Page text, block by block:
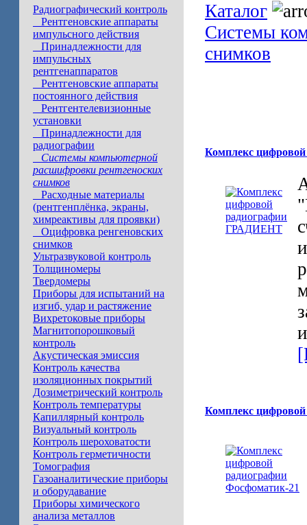
Радиографический контроль
Рентгеновские аппараты
импульсного действия
Принадлежности для
импульсных
рентгенаппаратов
Рентгеновские аппараты
постоянного действия
Рентгентелевизионные
установки
Принадлежности для
радиографии
Системы компьютерной
расшифровки рентгеноских
снимков
Расходные материалы
(рентгенплёнка, экраны,
химреактивы для проявки)
Оцифровка ренгеновских
снимков
Ультразвуковой контроль
Толщиномеры
Твердомеры
Приборы для испытаний на
изгиб, удар и растяжение
Вихретоковые приборы
Магнитопорошковый
контроль
Акустическая эмиссия
Контроль качества
изоляционных покрытий
Дозиметрический контроль
Контроль температуры
Капиллярный контроль
Визуальный контроль
Контроль шероховатости
Контроль герметичности
Томография
Газоаналитические приборы
и оборудавание
Приборы химического
анализа металлов
Каталог
Системы
снимков
Комплекс
Комплекс